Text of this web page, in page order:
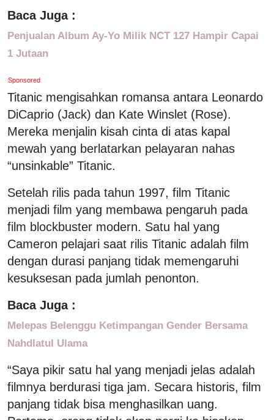
Baca Juga :
Penjualan Album Ay-Yo Milik NCT 127 Hampir Capai
1 Jutaan
Sponsored
Titanic mengisahkan romansa antara Leonardo
DiCaprio (Jack) dan Kate Winslet (Rose).
Mereka menjalin kisah cinta di atas kapal
mewah yang berlatarkan pelayaran nahas
“unsinkable” Titanic.
Setelah rilis pada tahun 1997, film Titanic
menjadi film yang membawa pengaruh pada
film blockbuster modern. Satu hal yang
Cameron pelajari saat rilis Titanic adalah film
dengan durasi panjang tidak memengaruhi
kesuksesan pada jumlah penonton.
Baca Juga :
Melepas Belenggu Ketimpangan Gender Bersama
Nahdlatul Ulama
“Saya pikir satu hal yang menjadi jelas adalah
filmnya berdurasi tiga jam. Secara historis, film
panjang tidak bisa menghasilkan uang.